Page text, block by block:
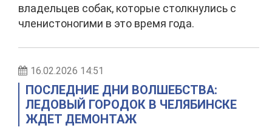
владельцев собак, которые столкнулись с
членистоногими в это время года.
16.02.2026 14:51
ПОСЛЕДНИЕ ДНИ ВОЛШЕБСТВА:
ЛЕДОВЫЙ ГОРОДОК В ЧЕЛЯБИНСКЕ
ЖДЕТ ДЕМОНТАЖ